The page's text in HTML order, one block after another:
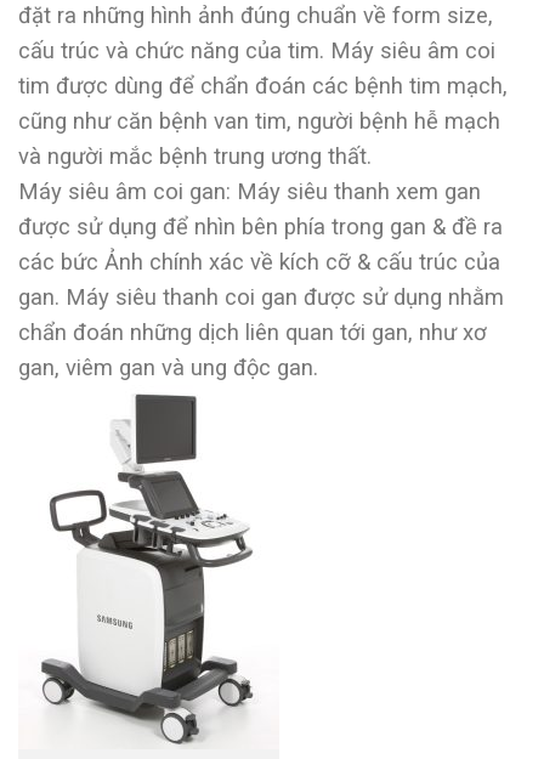
đặt ra những hình ảnh đúng chuẩn về form size,
cấu trúc và chức năng của tim. Máy siêu âm coi
tim được dùng để chẩn đoán các bệnh tim mạch,
cũng như căn bệnh van tim, người bệnh hễ mạch
và người mắc bệnh trung ương thất.
Máy siêu âm coi gan: Máy siêu thanh xem gan
được sử dụng để nhìn bên phía trong gan & đề ra
các bức Ảnh chính xác về kích cỡ & cấu trúc của
gan. Máy siêu thanh coi gan được sử dụng nhằm
chẩn đoán những dịch liên quan tới gan, như xơ
gan, viêm gan và ung độc gan.